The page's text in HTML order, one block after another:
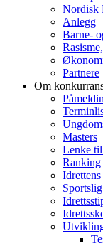
Nordisk
Anlegg
Barne-
Partnere
Om
Masters
Lenke
Ranking
Idrettens